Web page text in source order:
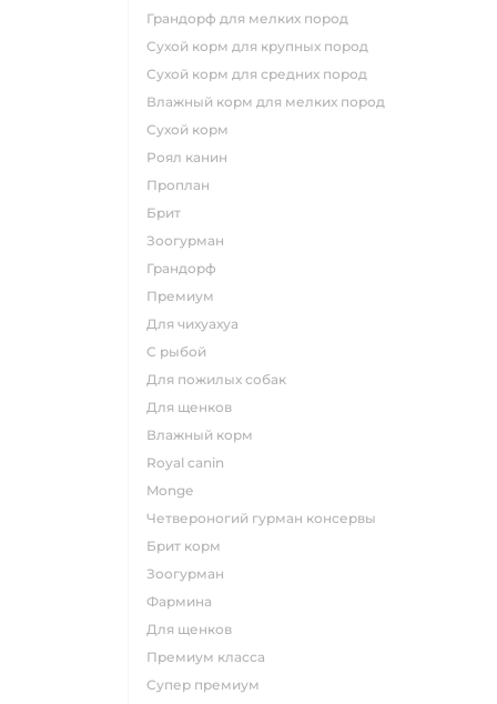
грандорф для мелких пород
сухой корм для крупных пород
сухой корм для средних пород
влажный корм для мелких пород
сухой корм
роял канин
проплан
брит
зоогурман
грандорф
премиум
для чихуахуа
с рыбой
для пожилых собак
для щенков
влажный корм
royal canin
monge
четвероногий гурман консервы
брит корм
зоогурман
фармина
для щенков
премиум класса
супер премиум